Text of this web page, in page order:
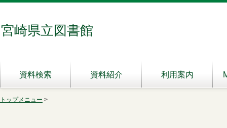
宮崎県立図書館
資料検索 資料紹介 利用案内
トップメニュー >